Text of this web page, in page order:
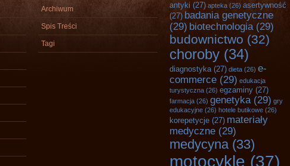
Archiwum
Spis Treści
Tagi
antyki (27) apteka (26) asertywność
(27) badania genetyczne
(29) biotechnologia (29)
budownictwo (32)
choroby (34)
diagnostyka(27) dieta (26) e-
commerce (29) edukacja
turystyczna (26) egzaminy (27)
farmacja (26) genetyka (29) gry
edukacyjne (26) hotele butikowe (26)
korepetycje (27) materiały
medyczne (29)
medycyna(33)
motocykle (37)